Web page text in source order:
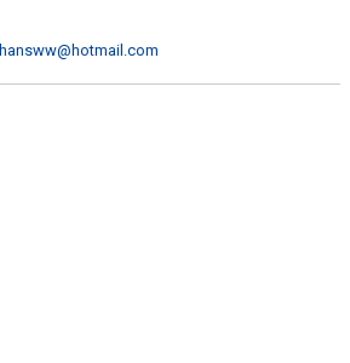
hansww@hotmail.com